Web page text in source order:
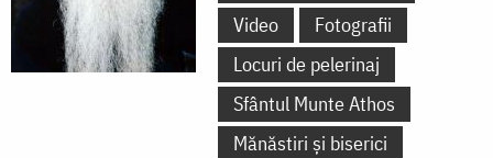
Video
Fotografii
Locuri de pelerinaj
Sfântul Munte Athos
Mănăstiri și biserici